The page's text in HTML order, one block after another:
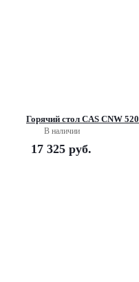
Горячий стол CAS CNW 520
В наличии
17 325 руб.